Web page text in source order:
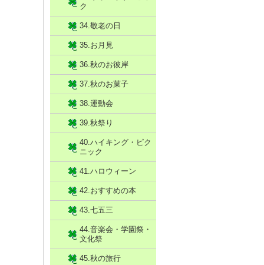
ク
34.敬老の日
35.お月見
36.秋のお彼岸
37.秋のお菓子
38.運動会
39.秋祭り
40.ハイキング・ピク
ニック
41.ハロウィーン
42.おすすめの本
43.七五三
44.音楽会・学園祭・
文化祭
45.秋の旅行